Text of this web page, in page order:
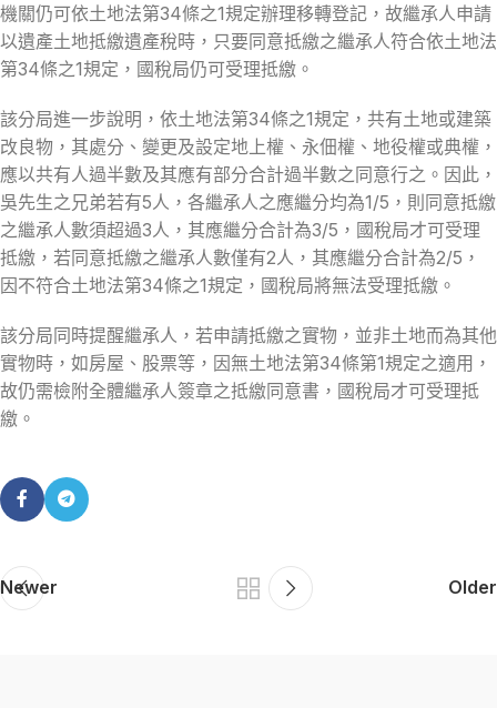
機關仍可依土地法第34條之1規定辦理移轉登記，故繼承人申請
以遺產土地抵繳遺產稅時，只要同意抵繳之繼承人符合依土地法
第34條之1規定，國稅局仍可受理抵繳。
該分局進一步說明，依土地法第34條之1規定，共有土地或建築
改良物，其處分、變更及設定地上權、永佃權、地役權或典權，
應以共有人過半數及其應有部分合計過半數之同意行之。因此，
吳先生之兄弟若有5人，各繼承人之應繼分均為1/5，則同意抵繳
之繼承人數須超過3人，其應繼分合計為3/5，國稅局才可受理
抵繳，若同意抵繳之繼承人數僅有2人，其應繼分合計為2/5，
因不符合土地法第34條之1規定，國稅局將無法受理抵繳。
該分局同時提醒繼承人，若申請抵繳之實物，並非土地而為其他
實物時，如房屋、股票等，因無土地法第34條第1規定之適用，
故仍需檢附全體繼承人簽章之抵繳同意書，國稅局才可受理抵
繳。
Newer Older